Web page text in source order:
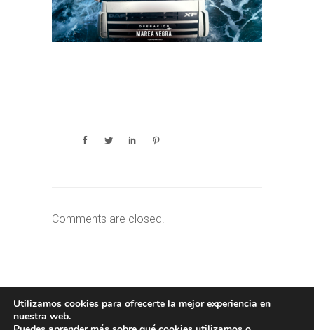
Comments are closed.
Utilizamos cookies para ofrecerte la mejor experiencia en
nuestra web.